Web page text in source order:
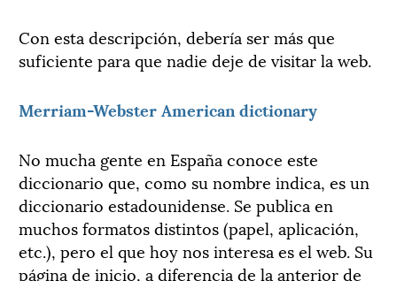
Con esta descripción, debería ser más que
suficiente para que nadie deje de visitar la web.
Merriam-Webster American dictionary
No mucha gente en España conoce este
diccionario que, como su nombre indica, es un
diccionario estadounidense. Se publica en
muchos formatos distintos (papel, aplicación,
etc.), pero el que hoy nos interesa es el web. Su
página de inicio, a diferencia de la anterior de